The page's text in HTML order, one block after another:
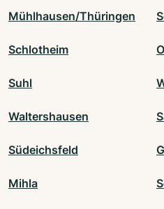
Mühlhausen/Thüringen
Schlotheim
Suhl
Waltershausen
Südeichsfeld
Mihla